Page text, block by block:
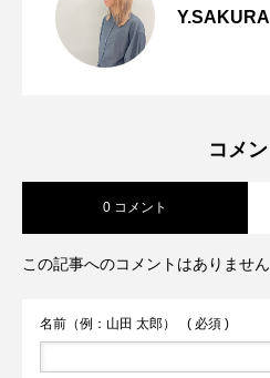
2026.07.25
コメン
0 コメント
この記事へのコメントはありません
名前（例：山田 太郎） ( 必須 )